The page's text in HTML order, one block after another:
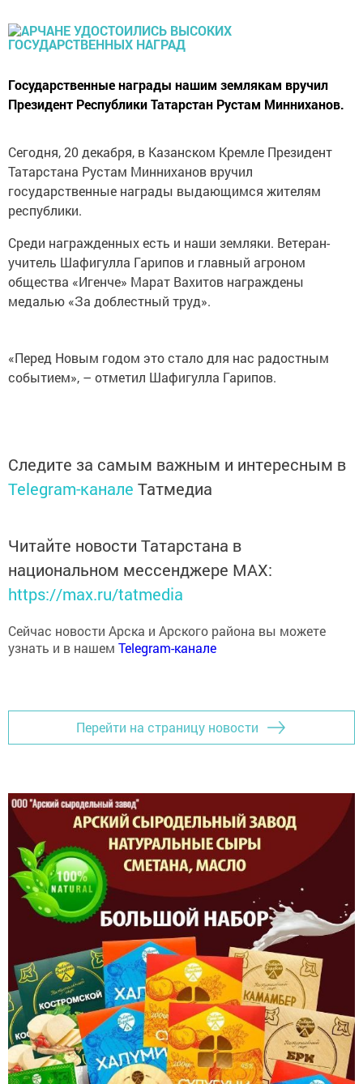
Государственные награды нашим землякам вручил
Президент Республики Татарстан Рустам Минниханов.
Сегодня, 20 декабря, в Казанском Кремле Президент
Татарстана Рустам Минниханов вручил
государственные награды выдающимся жителям
республики.
Среди награжденных есть и наши земляки. Ветеран-
учитель Шафигулла Гарипов и главный агроном
общества «Игенче» Марат Вахитов награждены
медалью «За доблестный труд».
«Перед Новым годом это стало для нас радостным
событием», – отметил Шафигулла Гарипов.
Следите за самым важным и интересным в
Telegram-канале Татмедиа
Читайте новости Татарстана в
национальном мессенджере MАХ:
https://max.ru/tatmedia
Сейчас новости Арска и Арского района вы можете
узнать и в нашем Telegram-канале
Перейти на страницу новости